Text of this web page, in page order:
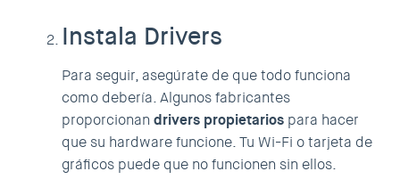
Instala Drivers
Para seguir, asegúrate de que todo funciona
como debería. Algunos fabricantes
proporcionan drivers propietarios para hacer
que su hardware funcione. Tu Wi-Fi o tarjeta de
gráficos puede que no funcionen sin ellos.